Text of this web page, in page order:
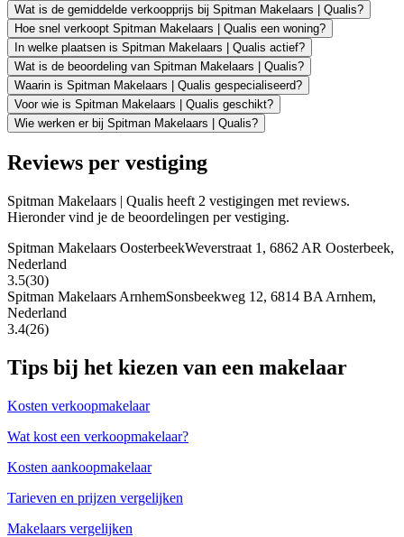
Wat is de gemiddelde verkoopprijs bij Spitman Makelaars | Qualis?
Hoe snel verkoopt Spitman Makelaars | Qualis een woning?
In welke plaatsen is Spitman Makelaars | Qualis actief?
Wat is de beoordeling van Spitman Makelaars | Qualis?
Waarin is Spitman Makelaars | Qualis gespecialiseerd?
Voor wie is Spitman Makelaars | Qualis geschikt?
Wie werken er bij Spitman Makelaars | Qualis?
Reviews per vestiging
Spitman Makelaars | Qualis heeft 2 vestigingen met reviews.
Hieronder vind je de beoordelingen per vestiging.
Spitman Makelaars OosterbeekWeverstraat 1, 6862 AR Oosterbeek,
Nederland
3.5(30)
Spitman Makelaars ArnhemSonsbeekweg 12, 6814 BA Arnhem,
Nederland
3.4(26)
Tips bij het kiezen van een makelaar
Kosten verkoopmakelaar
Wat kost een verkoopmakelaar?
Kosten aankoopmakelaar
Tarieven en prijzen vergelijken
Makelaars vergelijken